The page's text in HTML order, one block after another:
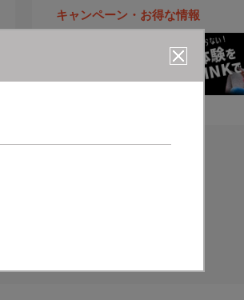
キャンペーン・お得な情報